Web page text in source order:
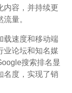
内容，并持续更
量。
载速度和移动端
业论坛和知名媒
搜索排名显
名度，实现了销